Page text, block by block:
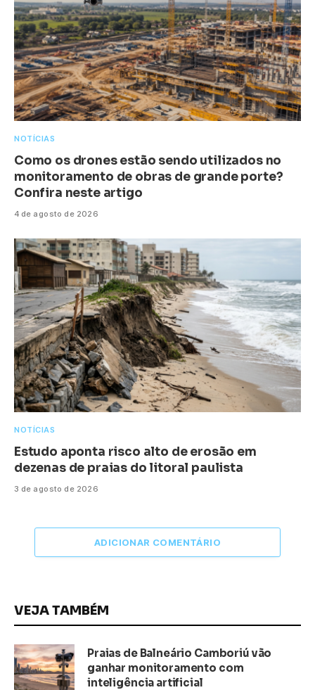
NOTÍCIAS
Como os drones estão sendo utilizados no
monitoramento de obras de grande porte?
Confira neste artigo
4 de agosto de 2026
NOTÍCIAS
Estudo aponta risco alto de erosão em
dezenas de praias do litoral paulista
3 de agosto de 2026
ADICIONAR COMENTÁRIO
VEJA TAMBÉM
Praias de Balneário Camboriú vão
ganhar monitoramento com
inteligência artificial